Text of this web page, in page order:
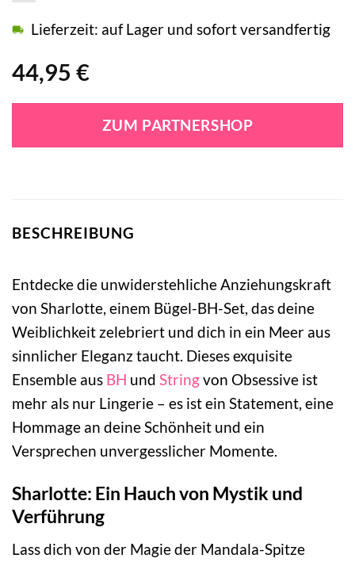
44,95 €
Lieferzeit: auf Lager und sofort versandfertig
ZUM PARTNERSHOP
BESCHREIBUNG
Entdecke die unwiderstehliche Anziehungskraft
von Sharlotte, einem Bügel-BH-Set, das deine
Weiblichkeit zelebriert und dich in ein Meer aus
sinnlicher Eleganz taucht. Dieses exquisite
Ensemble aus BH und Stringvon Obsessive ist
mehr als nur Lingerie – es ist ein Statement, eine
Hommage an deine Schönheit und ein
Versprechen unvergesslicher Momente.
Sharlotte: Ein Hauch von Mystik und
Verführung
Lass dich von der Magie der Mandala-Spitze